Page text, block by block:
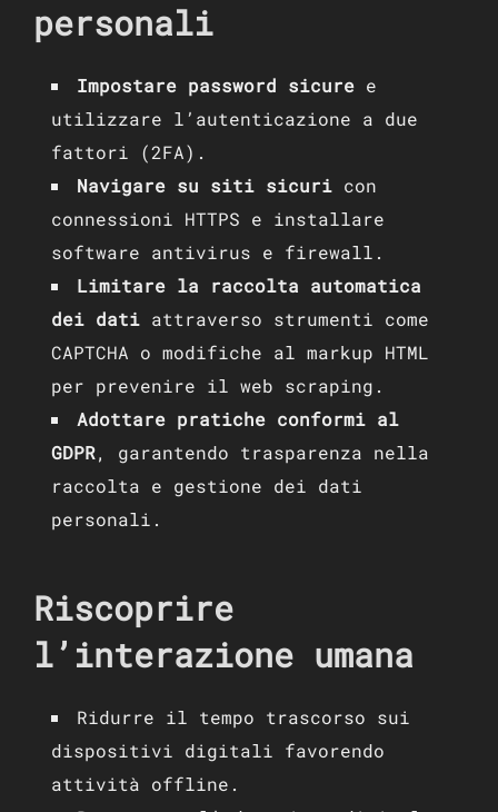
personali
Impostare password sicure e
utilizzare l’autenticazione a due
fattori (2FA).
Navigare su siti sicuri con
connessioni HTTPS e installare
software antivirus e firewall.
Limitare la raccolta automatica
dei dati attraverso strumenti come
CAPTCHA o modifiche al markup HTML
per prevenire il web scraping.
Adottare pratiche conformi al
GDPR, garantendo trasparenza nella
raccolta e gestione dei dati
personali.
Riscoprire
l’interazione umana
Ridurre il tempo trascorso sui
dispositivi digitali favorendo
attività offline.